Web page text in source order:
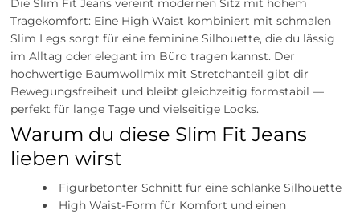
Tragekomfort: Eine High Waist kombiniert mit schmalen
Slim Legs sorgt für eine feminine Silhouette, die du lässig
im Alltag oder elegant im Büro tragen kannst. Der
hochwertige Baumwollmix mit Stretchanteil gibt dir
Bewegungsfreiheit und bleibt gleichzeitig formstabil —
perfekt für lange Tage und vielseitige Looks.
Warum du diese Slim Fit Jeans
lieben wirst
Figurbetonter Schnitt für eine schlanke Silhouette
High Waist-Form für Komfort und einen